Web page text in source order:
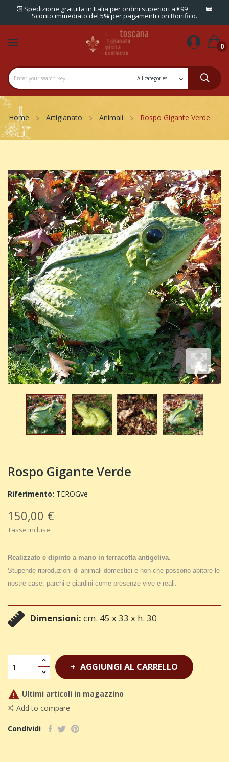
Spedizione gratuita in Italia per ordini superiori a €99
Sconto immediato del 5% per pagamenti con Bonifico.
0
Home Artigianato Animali Rospo Gigante Verde
Rospo Gigante Verde
Riferimento: TEROGve
150,00 €
Tasse incluse
Realizzato e dipinto a mano in terracotta antigeliva.
Stupende riproduzioni di animali domestici e non che possono abitare le
nostre case, parchi e giardini come presenze vive e reali.
Dimensioni: cm. 45 x 33 x h. 30
AGGIUNGI AL CARRELLO
 Ultimi articoli in magazzino
Add to compare
Condividi